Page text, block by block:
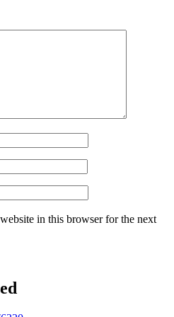
in this browser for the next